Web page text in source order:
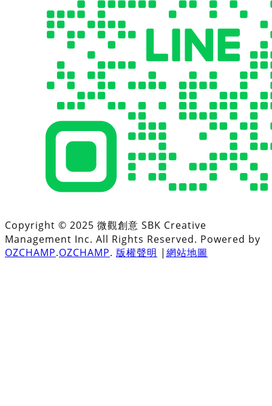
Copyright © 2025 微觀創意 SBK Creative
Management Inc. All Rights Reserved. Powered by
OZCHAMP.OZCHAMP. 版權聲明 | 網站地圖